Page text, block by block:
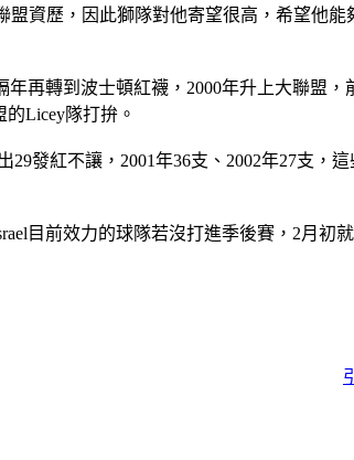
盟資歷，因此獅隊對他寄望很高，希望他
再轉到波士頓紅襪，2000年升上大聯盟
Licey隊打拚。
發紅不讓，2001年36支、2002年27支，
目前效力的球隊若沒打進季後賽，2月初